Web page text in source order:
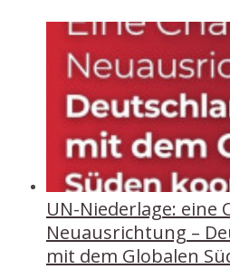
UN-Niederlage: eine
Neuausrichtung –
mit dem Globalen